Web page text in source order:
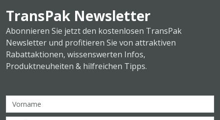
TransPak Newsletter
Abonnieren Sie jetzt den kostenlosen TransPak
Newsletter und profitieren Sie von attraktiven
Rabattaktionen, wissenswerten Infos,
Produktneuheiten & hilfreichen Tipps.